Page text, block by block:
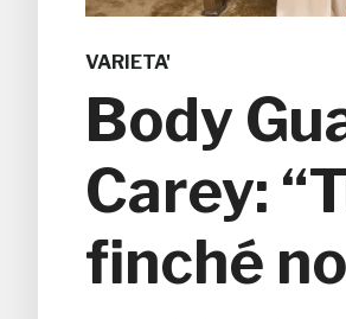
VARIETA'
Body
Carey:
finché